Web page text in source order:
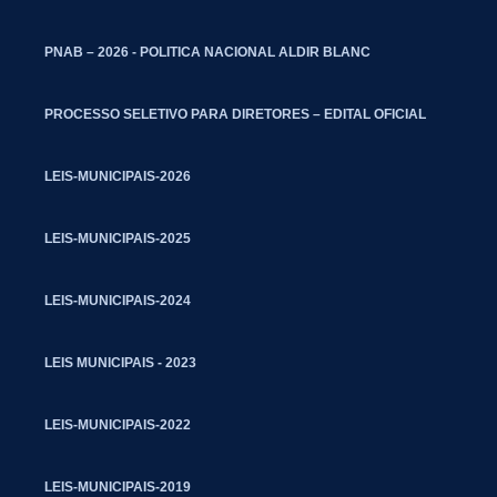
PNAB – 2026 - POLITICA NACIONAL ALDIR BLANC
PROCESSO SELETIVO PARA DIRETORES – EDITAL OFICIAL
LEIS-MUNICIPAIS-2026
LEIS-MUNICIPAIS-2025
LEIS-MUNICIPAIS-2024
LEIS MUNICIPAIS - 2023
LEIS-MUNICIPAIS-2022
LEIS-MUNICIPAIS-2019